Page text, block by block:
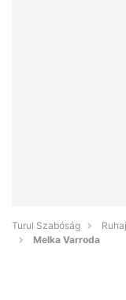
Turul Szabóság
Melka Varroda